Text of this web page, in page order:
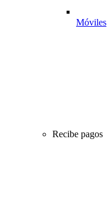
Móviles
Recibe pagos